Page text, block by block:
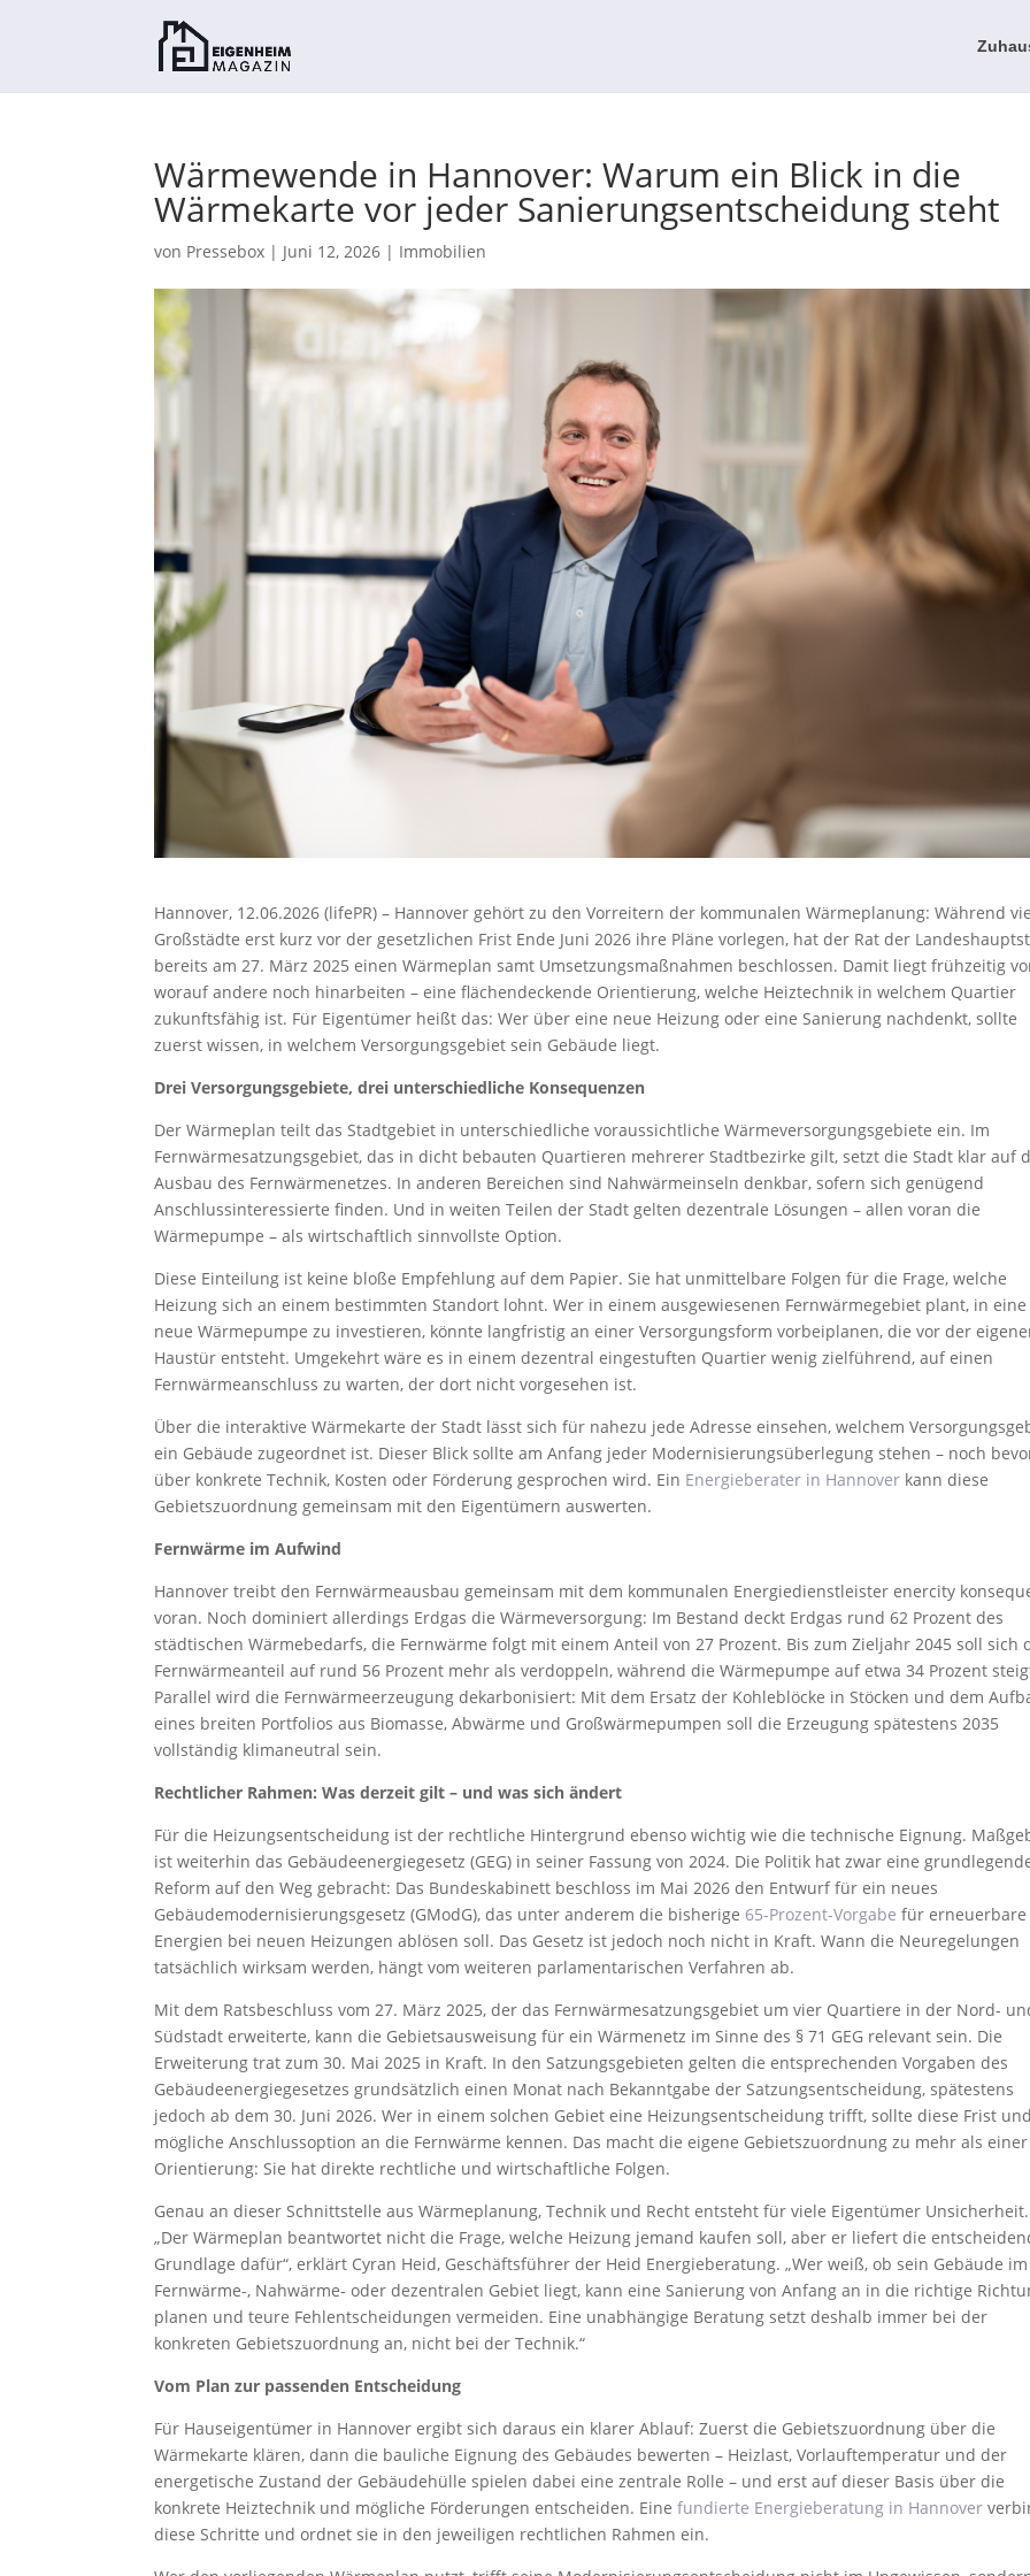
Wärmewende in Hannover: Warum ein Blick in die
Wärmekarte vor jeder Sanierungsentscheidung steht
von Pressebox | Juni 12, 2026 | Immobilien
Hannover, 12.06.2026 (lifePR) – Hannover gehört zu den Vorreitern der kommunalen Wärmeplanung: Während
Großstädte erst kurz vor der gesetzlichen Frist Ende Juni 2026 ihre Pläne vorlegen, hat der Rat der
bereits am 27. März 2025 einen Wärmeplan samt Umsetzungsmaßnahmen beschlossen. Damit liegt frühzeitig
worauf andere noch hinarbeiten – eine flächendeckende Orientierung, welche Heiztechnik in welchem Quartier
zukunftsfähig ist. Für Eigentümer heißt das: Wer über eine neue Heizung oder eine Sanierung nachdenkt, sollte
zuerst wissen, in welchem Versorgungsgebiet sein Gebäude liegt.
Drei Versorgungsgebiete, drei unterschiedliche Konsequenzen
Der Wärmeplan teilt das Stadtgebiet in unterschiedliche voraussichtliche Wärmeversorgungsgebiete ein. Im
Fernwärmesatzungsgebiet, das in dicht bebauten Quartieren mehrerer Stadtbezirke gilt, setzt die Stadt klar auf
Ausbau des Fernwärmenetzes. In anderen Bereichen sind Nahwärmeinseln denkbar, sofern sich genügend
Anschlussinteressierte finden. Und in weiten Teilen der Stadt gelten dezentrale Lösungen – allen voran die
Wärmepumpe – als wirtschaftlich sinnvollste Option.
Diese Einteilung ist keine bloße Empfehlung auf dem Papier. Sie hat unmittelbare Folgen für die Frage, welche
Heizung sich an einem bestimmten Standort lohnt. Wer in einem ausgewiesenen Fernwärmegebiet plant, in eine
neue Wärmepumpe zu investieren, könnte langfristig an einer Versorgungsform vorbeiplanen, die vor der
Haustür entsteht. Umgekehrt wäre es in einem dezentral eingestuften Quartier wenig zielführend, auf einen
Fernwärmeanschluss zu warten, der dort nicht vorgesehen ist.
Über die interaktive Wärmekarte der Stadt lässt sich für nahezu jede Adresse einsehen, welchem
ein Gebäude zugeordnet ist. Dieser Blick sollte am Anfang jeder Modernisierungsüberlegung stehen – noch
über konkrete Technik, Kosten oder Förderung gesprochen wird. Ein Energieberater in Hannover kann diese
Gebietszuordnung gemeinsam mit den Eigentümern auswerten.
Fernwärme im Aufwind
Hannover treibt den Fernwärmeausbau gemeinsam mit dem kommunalen Energiedienstleister enercity
voran. Noch dominiert allerdings Erdgas die Wärmeversorgung: Im Bestand deckt Erdgas rund 62 Prozent des
städtischen Wärmebedarfs, die Fernwärme folgt mit einem Anteil von 27 Prozent. Bis zum Zieljahr 2045 soll sich
Fernwärmeanteil auf rund 56 Prozent mehr als verdoppeln, während die Wärmepumpe auf etwa 34 Prozent
Parallel wird die Fernwärmeerzeugung dekarbonisiert: Mit dem Ersatz der Kohleblöcke in Stöcken und dem
eines breiten Portfolios aus Biomasse, Abwärme und Großwärmepumpen soll die Erzeugung spätestens 2035
vollständig klimaneutral sein.
Rechtlicher Rahmen: Was derzeit gilt – und was sich ändert
Für die Heizungsentscheidung ist der rechtliche Hintergrund ebenso wichtig wie die technische Eignung.
ist weiterhin das Gebäudeenergiegesetz (GEG) in seiner Fassung von 2024. Die Politik hat zwar eine
Reform auf den Weg gebracht: Das Bundeskabinett beschloss im Mai 2026 den Entwurf für ein neues
Gebäudemodernisierungsgesetz (GModG), das unter anderem die bisherige 65-Prozent-Vorgabe für erneuerbare
Energien bei neuen Heizungen ablösen soll. Das Gesetz ist jedoch noch nicht in Kraft. Wann die Neuregelungen
tatsächlich wirksam werden, hängt vom weiteren parlamentarischen Verfahren ab.
Mit dem Ratsbeschluss vom 27. März 2025, der das Fernwärmesatzungsgebiet um vier Quartiere in der Nord-
Südstadt erweiterte, kann die Gebietsausweisung für ein Wärmenetz im Sinne des § 71 GEG relevant sein. Die
Erweiterung trat zum 30. Mai 2025 in Kraft. In den Satzungsgebieten gelten die entsprechenden Vorgaben des
Gebäudeenergiegesetzes grundsätzlich einen Monat nach Bekanntgabe der Satzungsentscheidung, spätestens
jedoch ab dem 30. Juni 2026. Wer in einem solchen Gebiet eine Heizungsentscheidung trifft, sollte diese Frist
mögliche Anschlussoption an die Fernwärme kennen. Das macht die eigene Gebietszuordnung zu mehr als einer
Orientierung: Sie hat direkte rechtliche und wirtschaftliche Folgen.
Genau an dieser Schnittstelle aus Wärmeplanung, Technik und Recht entsteht für viele Eigentümer Unsicherheit.
„Der Wärmeplan beantwortet nicht die Frage, welche Heizung jemand kaufen soll, aber er liefert die
Grundlage dafür“, erklärt Cyran Heid, Geschäftsführer der Heid Energieberatung. „Wer weiß, ob sein Gebäude im
Fernwärme-, Nahwärme- oder dezentralen Gebiet liegt, kann eine Sanierung von Anfang an in die richtige
planen und teure Fehlentscheidungen vermeiden. Eine unabhängige Beratung setzt deshalb immer bei der
konkreten Gebietszuordnung an, nicht bei der Technik.“
Vom Plan zur passenden Entscheidung
Für Hauseigentümer in Hannover ergibt sich daraus ein klarer Ablauf: Zuerst die Gebietszuordnung über die
Wärmekarte klären, dann die bauliche Eignung des Gebäudes bewerten – Heizlast, Vorlauftemperatur und der
energetische Zustand der Gebäudehülle spielen dabei eine zentrale Rolle – und erst auf dieser Basis über die
konkrete Heiztechnik und mögliche Förderungen entscheiden. Einefundierte Energieberatung in Hannover
diese Schritte und ordnet sie in den jeweiligen rechtlichen Rahmen ein.